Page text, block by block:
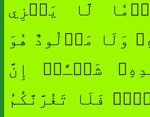
لَّا يَجۡزِي
وَلَا مَوۡلُودٌ هُوَ
شَيۡـًٔاۚ إِنَّ
فَلَا تَغُرَّنَّكُمُ